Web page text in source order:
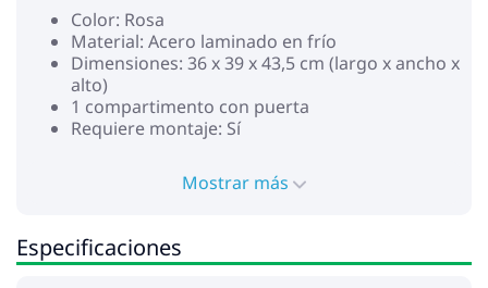
Color: Rosa
Material: Acero laminado en frío
Dimensiones: 36 x 39 x 43,5 cm (largo x ancho x
alto)
1 compartimento con puerta
Requiere montaje: Sí
Mostrar más
Especificaciones